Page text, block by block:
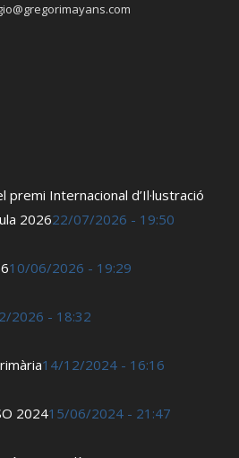
premi Internacional d’Il·lustració
202622/07/2026 - 19:50
10/06/2026 - 19:29
2026 - 18:32
14/12/2024 - 16:16
202415/06/2024 - 21:47